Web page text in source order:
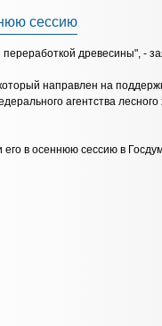
сессию
древесины", -
направлен на
агентства
в осеннюю сессию в